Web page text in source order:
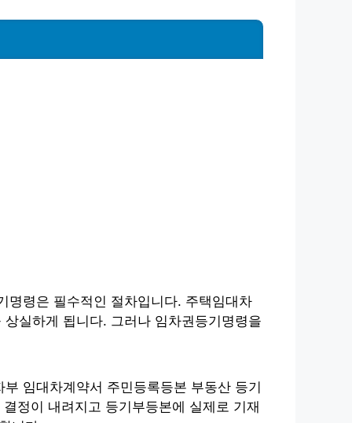
명령은 필수적인 절차입니다. 주택임대차
실하게 됩니다. 그러나 임차권등기명령을
임대차계약서 주민등록등본 부동산 등기
정이 내려지고 등기부등본에 실제로 기재